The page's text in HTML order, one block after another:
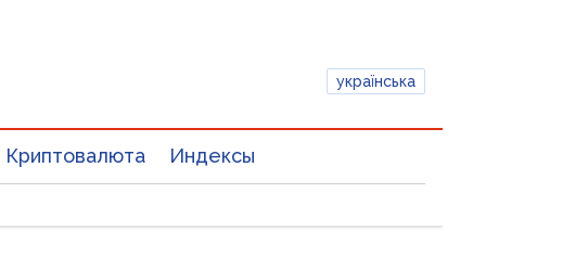
українська
Криптовалюта Индексы